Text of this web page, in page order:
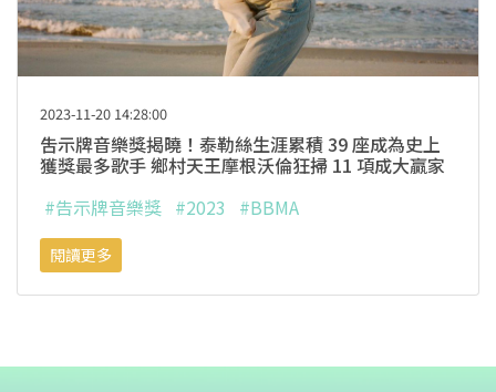
2023-11-20 14:28:00
吿示牌音樂獎揭曉！泰勒絲生涯累積 39 座成為史上
獲獎最多歌手 鄉村天王摩根沃倫狂掃 11 項成大贏家
#告示牌音樂獎 #2023 #BBMA
閱讀更多